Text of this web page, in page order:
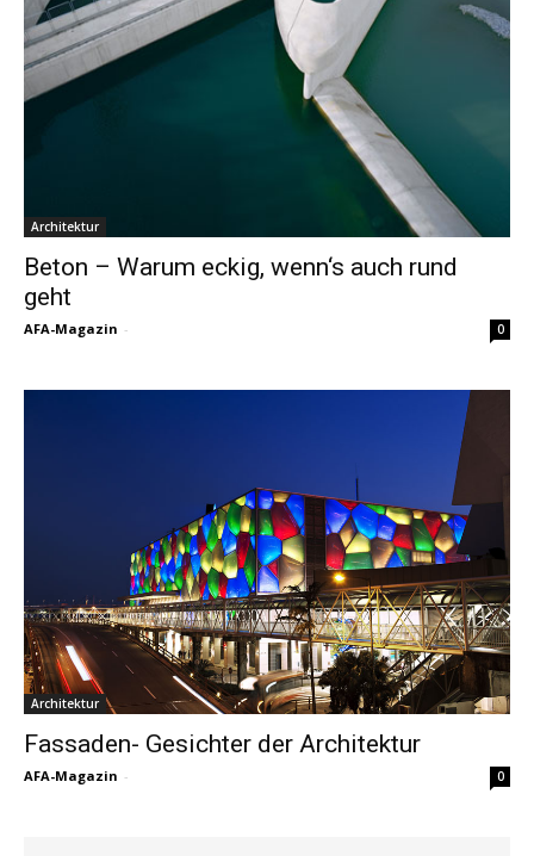
Architektur
Beton – Warum eckig, wenn‘s auch rund
geht
AFA-Magazin - 0
Architektur
Fassaden- Gesichter der Architektur
AFA-Magazin - 0